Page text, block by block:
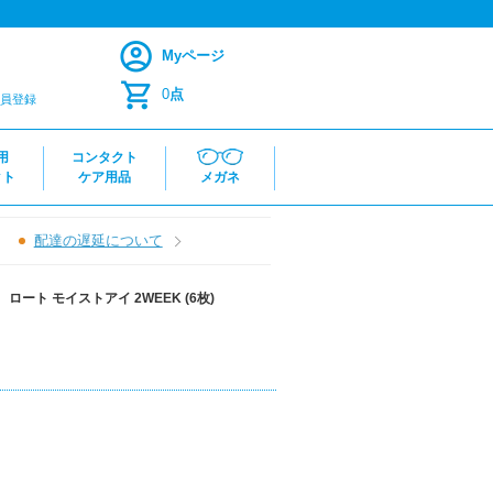
登録
Myページ
0点
コンタクト
ケア用品
メガネ
配達の遅延について
ロート モイストアイ 2WEEK (6枚)